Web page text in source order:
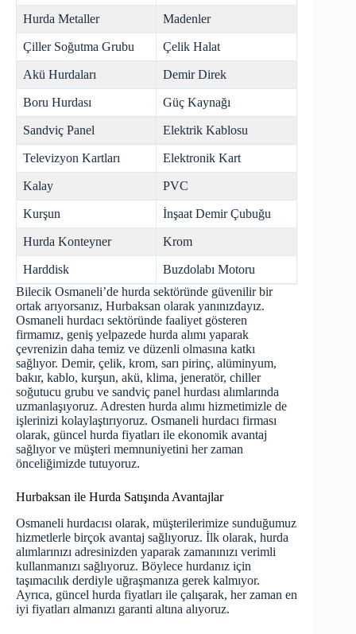
Hurda Metaller Madenler
Çiller Soğutma Grubu Çelik Halat
Akü Hurdaları Demir Direk
Boru Hurdası Güç Kaynağı
Sandviç Panel Elektrik Kablosu
Televizyon Kartları Elektronik Kart
Kalay PVC
Kurşun İnşaat Demir Çubuğu
Hurda Konteyner Krom
Harddisk
Buzdolabı Motoru
Bilecik Osmaneli’de hurda sektöründe güvenilir bir
ortak arıyorsanız, Hurbaksan olarak yanınızdayız.
Osmaneli hurdacı sektöründe faaliyet gösteren
firmamız, geniş yelpazede hurda alımı yaparak
çevrenizin daha temiz ve düzenli olmasına katkı
sağlıyor. Demir, çelik, krom, sarı pirinç, alüminyum,
bakır, kablo, kurşun, akü, klima, jeneratör, chiller
soğutucu grubu ve sandviç panel hurdası alımlarında
uzmanlaşıyoruz. Adresten hurda alımı hizmetimizle de
işlerinizi kolaylaştırıyoruz. Osmaneli hurdacı firması
olarak, güncel hurda fiyatları ile ekonomik avantaj
sağlıyor ve müşteri memnuniyetini her zaman
önceliğimizde tutuyoruz.
Hurbaksan ile Hurda Satışında Avantajlar
Osmaneli hurdacısı olarak, müşterilerimize sunduğumuz
hizmetlerle birçok avantaj sağlıyoruz. İlk olarak, hurda
alımlarınızı adresinizden yaparak zamanınızı verimli
kullanmanızı sağlıyoruz. Böylece hurdanız için
taşımacılık derdiyle uğraşmanıza gerek kalmıyor.
Ayrıca, güncel hurda fiyatları ile çalışarak, her zaman en
iyi fiyatları almanızı garanti altına alıyoruz.